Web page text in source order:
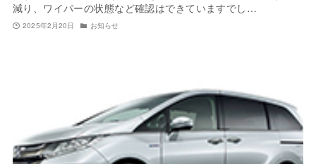
減り、ワイパーの状態など確認はできていますでし…
2025年2月20日 お知らせ